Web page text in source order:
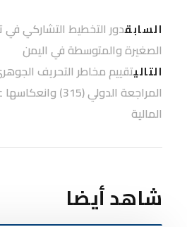
السابقدور التخطيط التشاركي في
الصغيرة والمتوسطة في اليمن
التاليتقييم مخاطر التحريف
المراجعة الدولي
المالية
شاهد أيضا
أخبار الأكاديمية